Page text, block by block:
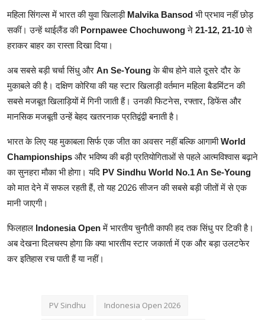
महिला सिंगल्स में भारत की युवा खिलाड़ी Malvika Bansod भी प्रभाव नहीं छोड़
सकीं। उन्हें थाईलैंड की Pornpawee Chochuwongने 21-12, 21-10से
हराकर बाहर का रास्ता दिखा दिया।
अब सबसे बड़ी चर्चा सिंधु और An Se-Youngके बीच होने वाले दूसरे दौर के
मुकाबले की है। दक्षिण कोरिया की यह स्टार खिलाड़ी वर्तमान महिला बैडमिंटन की
सबसे मजबूत खिलाड़ियों में गिनी जाती हैं। उनकी फिटनेस, रफ्तार, डिफेंस और
मानसिक मजबूती उन्हें बेहद खतरनाक प्रतिद्वंद्वी बनाती है।
भारत के लिए यह मुकाबला सिर्फ एक जीत का अवसर नहीं बल्कि आगामीWorld
Championships और भविष्य की बड़ी प्रतियोगिताओं से पहले आत्मविश्वास बढ़ाने
का सुनहरा मौका भी होगा। यदि PV Sindhu World No.1 An Se-Young
को मात देने में सफल रहती हैं, तो यह 2026 सीजन की सबसे बड़ी जीतों में से एक
मानी जाएगी।
फिलहाल Indonesia Openमें भारतीय चुनौती काफी हद तक सिंधु पर टिकी है।
अब देखना दिलचस्प होगा कि क्या भारतीय स्टार जकार्ता में एक और बड़ा उलटफेर
कर इतिहास रच पाती हैं या नहीं।
PV Sindhu Indonesia Open 2026